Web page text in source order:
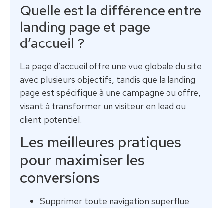
Quelle est la différence entre
landing page et page
d’accueil ?
La page d’accueil offre une vue globale du site
avec plusieurs objectifs, tandis que la landing
page est spécifique à une campagne ou offre,
visant à transformer un visiteur en lead ou
client potentiel.
Les meilleures pratiques
pour maximiser les
conversions
Supprimer toute navigation superflue